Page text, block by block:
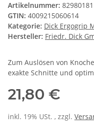
Artikelnummer: 82980181
GTIN: 4009215060614
Kategorie: Dick Ergogrip
Hersteller: Friedr. Dick
Zum Auslösen von
exakte Schnitte und
21,80 €
inkl. 19% USt. , zzgl.